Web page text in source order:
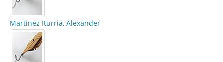
Martinez Iturria, Alexander